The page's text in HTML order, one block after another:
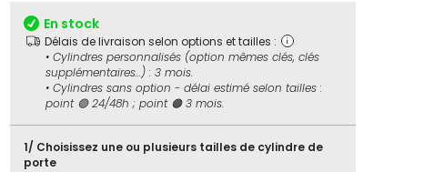
En stock
Délais de livraison selon options et tailles :
• Cylindres personnalisés (option mêmes clés, clés
supplémentaires...) : 3 mois.
• Cylindres sans option - délai estimé selon tailles :
point 🟢 24/48h ; point 🟠 3 mois.
1/ Choisissez une ou plusieurs tailles de cylindre de
porte